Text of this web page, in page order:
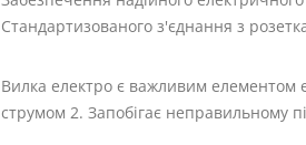
Стандартизованого з'єднання з
Вилка електро є важливим елементом
струмом 2. Запобігає неправильному